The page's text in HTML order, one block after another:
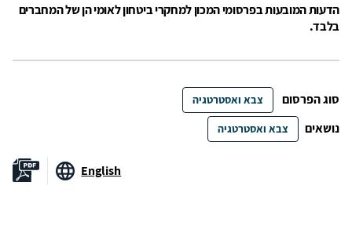
הדעות המובעות בפרסומי המכון למחקרי ביטחון לאומי הן של המחברים
בלבד.
סוג הפרסום צבא ואסטרטגיה
נושאים צבא ואסטרטגיה
English